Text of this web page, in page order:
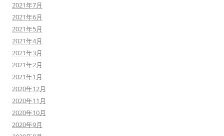
2021年7月
2021年6月
2021年5月
2021年4月
2021年3月
2021年2月
2021年1月
2020年12月
2020年11月
2020年10月
2020年9月